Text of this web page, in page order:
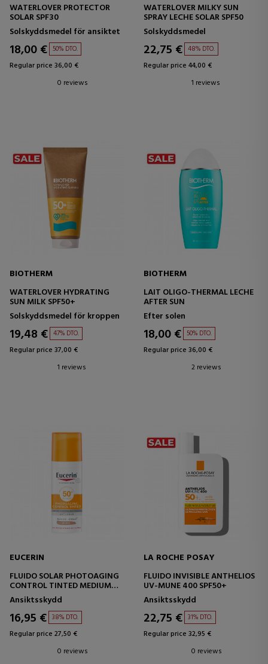
WATERLOVER PROTECTOR
SOLAR SPF30
Solskyddsmedel för ansiktet
18,00 € 50% DTO.
Regular price 36,00 €
0 reviews
WATERLOVER MILKY SUN
SPRAY LECHE SOLAR SPF50
Solskyddsmedel
22,75 € 48% DTO.
Regular price 44,00 €
1 reviews
BIOTHERM
WATERLOVER HYDRATING
SUN MILK SPF50+
Solskyddsmedel för kroppen
19,48 € 47% DTO.
Regular price 37,00 €
1 reviews
BIOTHERM
LAIT OLIGO-THERMAL LECHE
AFTER SUN
Efter solen
18,00 € 50% DTO.
Regular price 36,00 €
2 reviews
EUCERIN
FLUIDO SOLAR PHOTOAGING
CONTROL TINTED MEDIUM
SPF50+
Ansiktsskydd
16,95 € 38% DTO.
Regular price 27,50 €
0 reviews
LA ROCHE POSAY
FLUIDO INVISIBLE ANTHELIOS
UV-MUNE 400 SPF50+
Ansiktsskydd
22,75 € 31% DTO.
Regular price 32,95 €
0 reviews